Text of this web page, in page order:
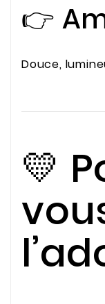
👉
Douce,
💛